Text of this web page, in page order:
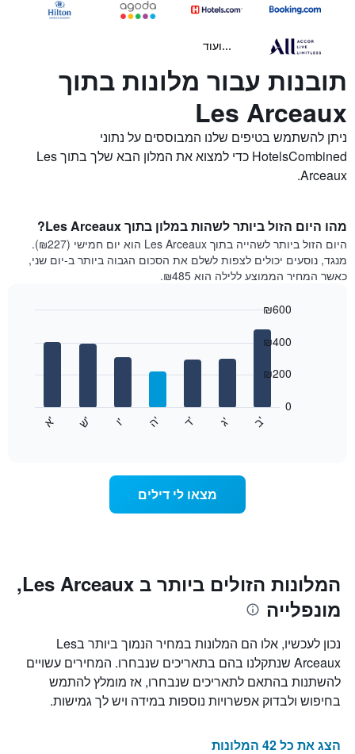
...ועוד
תובנות עבור מלונות בתוך
Les Arceaux
ניתן להשתמש בטיפים שלנו המבוססים על נתוני
HotelsCombined כדי למצוא את המלון הבא שלך בתוך Les
Arceaux.
מהו היום הזול ביותר לשהות במלון בתוך Les Arceaux?
היום הזול ביותר לשהייה בתוך Les Arceaux הוא יום חמישי (₪227).
מנגד, נוסעים יכולים לצפות לשלם את הסכום הגבוה ביותר ב-יום שני,
כאשר המחיר הממוצע ללילה הוא ₪485.
התרשים
התרשים
כולל
1
ציר
המציגים
את
ימי
השבוע.
התרשים
1
ב
' ג
' ד
' ה
' ו
' ש
' א
'
0
₪200
₪400
₪600
מצאו לי דילים
המלונות הזולים ביותר ב Les Arceaux,
מונפלייה
נכון לעכשיו, אלו הם המלונות במחיר הנמוך ביותר בLes
Arceaux שנתקלנו בהם בתאריכים שנבחרו. המחירים עשויים
להשתנות בהתאם לתאריכים שנבחרו, אז מומלץ להתמש
בחיפוש ולבדוק אפשרויות נוספות במידה ויש לך גמישות.
הצג את כל 42 המלונות